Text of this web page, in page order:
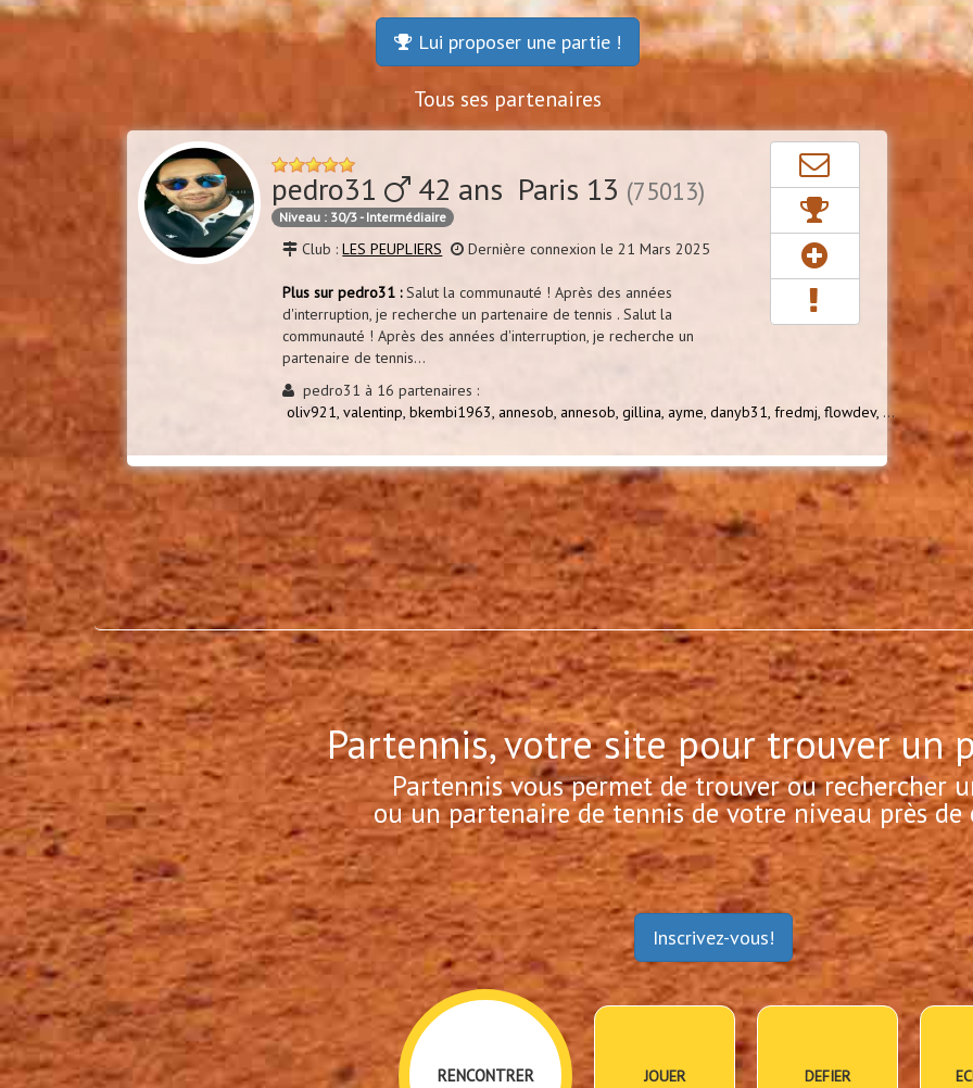
Lui proposer une partie !
Tous ses partenaires
pedro31 42 ans Paris 13 (75013)
Niveau : 30/3 - Intermédiaire
Club :LES PEUPLIERS Dernière connexion le 21 Mars 2025
Plus sur pedro31 :Salut la communauté ! Après des années
d'interruption, je recherche un partenaire de tennis . Salut la
communauté ! Après des années d'interruption, je recherche un
partenaire de tennis...
pedro31 à 16 partenaires :
oliv921,valentinp,bkembi1963,annesob, annesob,gillina,ayme,danyb31,fredmj,flowdev, ...
Partennis, votre site pour trouver un
Partennis vous permet de trouver ou rechercher
ou un partenaire de tennis de votre niveau près de
Inscrivez-vous!
RENCONTRER JOUER DEFIER